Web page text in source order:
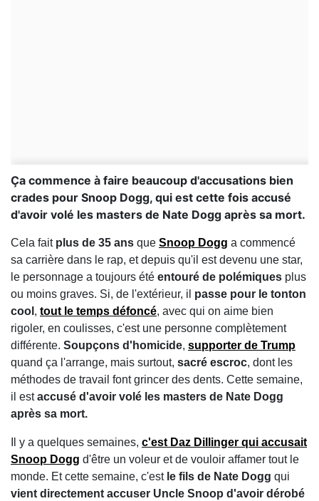
Ça commence à faire beaucoup d'accusations bien
crades pour Snoop Dogg, qui est cette fois accusé
d'avoir volé les masters de Nate Dogg après sa mort.
Cela fait plus de 35 ans que Snoop Dogg a commencé
sa carrière dans le rap, et depuis qu'il est devenu une star,
le personnage a toujours été entouré de polémiques plus
ou moins graves. Si, de l'extérieur, il passe pour le tonton
cool , tout le temps défoncé, avec qui on aime bien
rigoler, en coulisses, c'est une personne complètement
différente. Soupçons d'homicide, supporter de Trump
quand ça l'arrange, mais surtout, sacré escroc, dont les
méthodes de travail font grincer des dents. Cette semaine,
il estaccusé d'avoir volé les masters de Nate Dogg
après sa mort.
Il y a quelques semaines, c'est Daz Dillinger qui accusait
Snoop Dogg d'être un voleur et de vouloir affamer tout le
monde. Et cette semaine, c'estle fils de Nate Dogg qui
vient directement accuser Uncle Snoop d'avoir dérobé